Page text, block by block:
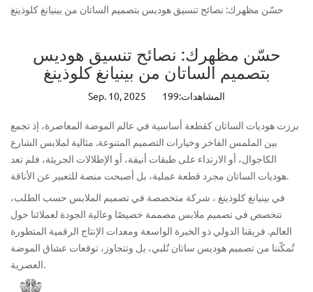
حسّن مظهرك: نصائح تنسيق هوديس بتصميم الساتان من بينيانغ كلوذينغ
حسّن مظهرك: نصائح تنسيق هوديس
بتصميم الساتان من بينيانغ كلوذينغ
Sep. 10, 2025 المشاهدات:199
برزت هوديات الساتان كقطعة أساسية في عالم الموضة المعاصرة، إذ تجمع
بين الملمس الفاخر وخيارات التصميم المتنوعة. مثالية لملابس الشارع
الكاجوال، أو الارتداء على طبقات أنيقة، أو الإطلالات الجريئة، فلم تعد
هوديات الساتان مجرد قطعة عملية، بل أصبحت منصة للتعبير عن الأناقة.
في بينيانغ كلوذينغ ، شركة متخصصة في تصميم الملابس حسب الطلب،
نتخصص في تصميم ملابس مصممة خصيصًا وعالية الجودة لعملائنا حول
العالم. فريقنا الدولي ذو الخبرة الواسعة ومعدات الإنتاج الرقمية المتطورة
تُمكّننا من تصميم هوديس ساتان تُلبي، بل وتتجاوز، توقعات عشاق الموضة
العصرية.